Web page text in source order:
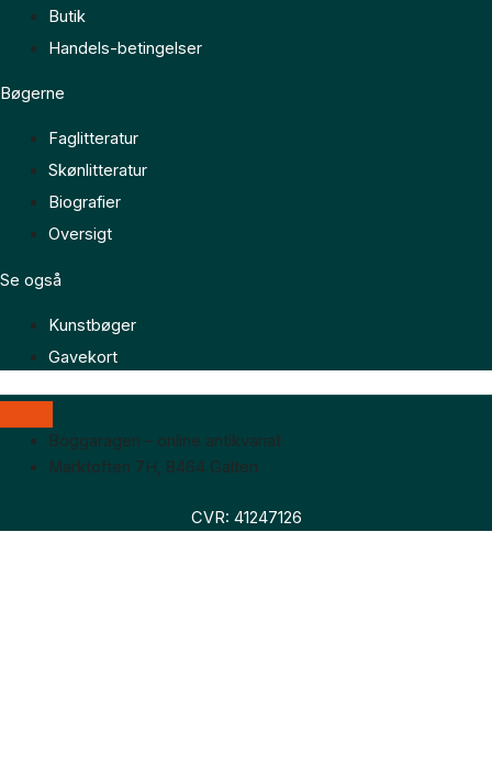
Butik
Handels-betingelser
Bøgerne
Faglitteratur
Skønlitteratur
Biografier
Oversigt
Se også
Kunstbøger
Gavekort
Boggaragen – online antikvariat
Marktoften 7H, 8464 Galten
CVR: 41247126